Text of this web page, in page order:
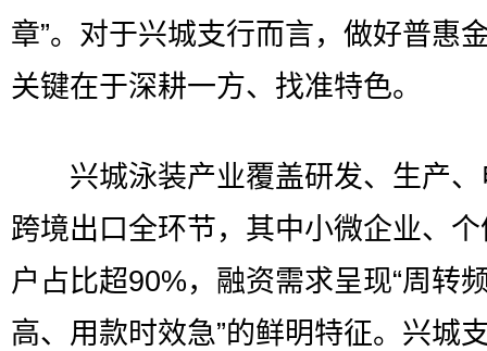
章”。对于兴城支行而言，做好普惠
关键在于深耕一方、找准特色。
兴城泳装产业覆盖研发、生产、
跨境出口全环节，其中小微企业、
户占比超90%，融资需求呈现“周转
高、用款时效急”的鲜明特征。兴城